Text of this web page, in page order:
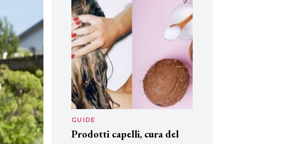
GUIDE
Prodotti capelli, cura del